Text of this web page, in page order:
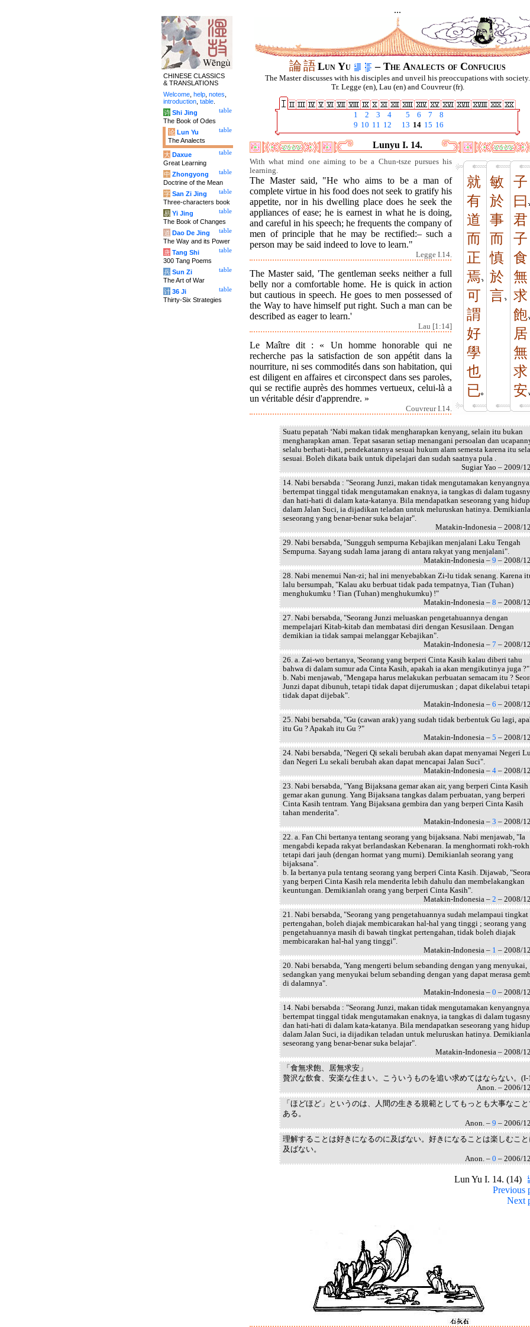
...
論語Lun Yu – The Analects of Confucius
The Master discusses with his disciples and unveil his preoccupations with society.
Tr. Legge (en), Lau (en) and Couvreur (fr).
1 2 3 4 5 6 7
8
9 10 11 12 13 14 15 16
Lunyu I. 14.
就
有
道
而
正
焉
可
謂
好
學
也
已
敏
於
事
而
慎
於
言
子
曰
君
子
食
無
求
飽
居
無
求
安
With what mind one aiming to be a Chun-tsze pursues his
learning.
The Master said, "He who aims to be a man of
complete virtue in his food does not seek to gratify his
appetite, nor in his dwelling place does he seek the
appliances of ease; he is earnest in what he is doing,
and careful in his speech; he frequents the company of
men of principle that he may be rectified:– such a
person may be said indeed to love to learn."
Legge I.14.
The Master said, 'The gentleman seeks neither a full
belly nor a comfortable home. He is quick in action
but cautious in speech. He goes to men possessed of
the Way to have himself put right. Such a man can be
described as eager to learn.'
Lau [1:14]
Le Maître dit : « Un homme honorable qui ne
recherche pas la satisfaction de son appétit dans la
nourriture, ni ses commodités dans son habitation, qui
est diligent en affaires et circonspect dans ses paroles,
qui se rectifie auprès des hommes vertueux, celui-là a
un véritable désir d'apprendre. »
Couvreur I.14.
Suatu pepatah ‘Nabi makan tidak mengharapkan kenyang, selain itu bukan
mengharapkan aman. Tepat sasaran setiap menangani persoalan dan
selalu berhati-hati, pendekatannya sesuai hukum alam semesta karena itu
sesuai. Boleh dikata baik untuk dipelajari dan sudah saatnya pula .
Sugiar Yao – 2009/
14. Nabi bersabda : "Seorang Junzi, makan tidak mengutamakan
bertempat tinggal tidak mengutamakan enaknya, ia tangkas di dalam
dan hati-hati di dalam kata-katanya. Bila mendapatkan seseorang yang
dalam Jalan Suci, ia dijadikan teladan untuk meluruskan hatinya.
seseorang yang benar-benar suka belajar".
Matakin-Indonesia – 2008/
29. Nabi bersabda, "Sungguh sempurna Kebajikan menjalani Laku Tengah
Sempurna. Sayang sudah lama jarang di antara rakyat yang menjalani".
Matakin-Indonesia – 9 – 2008/
28. Nabi menemui Nan-zi; hal ini menyebabkan Zi-lu tidak senang. Karena
lalu bersumpah, "Kalau aku berbuat tidak pada tempatnya, Tian (Tuhan)
menghukumku ! Tian (Tuhan) menghukumku) !"
Matakin-Indonesia – 8 – 2008/
27. Nabi bersabda, "Seorang Junzi meluaskan pengetahuannya dengan
mempelajari Kitab-kitab dan membatasi diri dengan Kesusilaan. Dengan
demikian ia tidak sampai melanggar Kebajikan".
Matakin-Indonesia – 7 – 2008/
26. a. Zai-wo bertanya, 'Seorang yang berperi Cinta Kasih kalau diberi tahu
bahwa di dalam sumur ada Cinta Kasih, apakah ia akan mengikutinya juga ?"
b. Nabi menjawab, "Mengapa harus melakukan perbuatan semacam itu ?
Junzi dapat dibunuh, tetapi tidak dapat dijerumuskan ; dapat dikelabui tetapi
tidak dapat dijebak".
Matakin-Indonesia – 6 – 2008/
25. Nabi bersabda, "Gu (cawan arak) yang sudah tidak berbentuk Gu lagi,
itu Gu ? Apakah itu Gu ?"
Matakin-Indonesia – 5 – 2008/
24. Nabi bersabda, "Negeri Qi sekali berubah akan dapat menyamai Negeri Lu,
dan Negeri Lu sekali berubah akan dapat mencapai Jalan Suci".
Matakin-Indonesia – 4 – 2008/
23. Nabi bersabda, "Yang Bijaksana gemar akan air, yang berperi Cinta Kasih
gemar akan gunung. Yang Bijaksana tangkas dalam perbuatan, yang berperi
Cinta Kasih tentram. Yang Bijaksana gembira dan yang berperi Cinta Kasih
tahan menderita".
Matakin-Indonesia – 3 – 2008/
22. a. Fan Chi bertanya tentang seorang yang bijaksana. Nabi menjawab, "Ia
mengabdi kepada rakyat berlandaskan Kebenaran. Ia menghormati rokh-rokh
tetapi dari jauh (dengan hormat yang murni). Demikianlah seorang yang
bijaksana".
b. Ia bertanya pula tentang seorang yang berperi Cinta Kasih. Dijawab,
yang berperi Cinta Kasih rela menderita lebih dahulu dan membelakangkan
keuntungan. Demikianlah orang yang berperi Cinta Kasih".
Matakin-Indonesia – 2 – 2008/
21. Nabi bersabda, "Seorang yang pengetahuannya sudah melampaui tingkat
pertengahan, boleh diajak membicarakan hal-hal yang tinggi ; seorang yang
pengetahuannya masih di bawah tingkat pertengahan, tidak boleh diajak
membicarakan hal-hal yang tinggi".
Matakin-Indonesia – 1 – 2008/
20. Nabi bersabda, 'Yang mengerti belum sebanding dengan yang menyukai,
sedangkan yang menyukai belum sebanding dengan yang dapat merasa
di dalamnya".
Matakin-Indonesia – 0 – 2008/
14. Nabi bersabda : "Seorang Junzi, makan tidak mengutamakan
bertempat tinggal tidak mengutamakan enaknya, ia tangkas di dalam
dan hati-hati di dalam kata-katanya. Bila mendapatkan seseorang yang
dalam Jalan Suci, ia dijadikan teladan untuk meluruskan hatinya.
seseorang yang benar-benar suka belajar".
Matakin-Indonesia – 2008/
「食無求飽、居無求安」
贅沢な飲食、安楽な住まい。こういうものを追い求めてはならない。(I-
Anon. – 2006/
「ほどほど」というのは、人間の生きる規範としてもっとも大事なこ
ある。
Anon. – 9 – 2006/
理解することは好きになるのに及ばない。好きになることは楽しむこと
及ばない。
Anon. – 0 – 2006/
Lun Yu I. 14. (14)
Previous
Next
CHINESE CLASSICS
& TRANSLATIONS
Welcome help notes
introduction table
table
诗 Shi Jing
The Book of Odes
table
论 Lun Yu
The Analects
table
大 Daxue
Great Learning
table
中 Zhongyong
Doctrine of the Mean
table
字 San Zi Jing
Three-characters book
table
易 Yi Jing
The Book of Changes
table
道 Dao De Jing
The Way and its Power
table
唐 Tang Shi
300 Tang Poems
table
兵 Sun Zi
The Art of War
table
计 36 Ji
Thirty-Six Strategies